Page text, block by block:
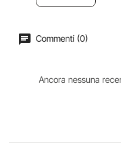
Commenti (0)
Ancora nessuna